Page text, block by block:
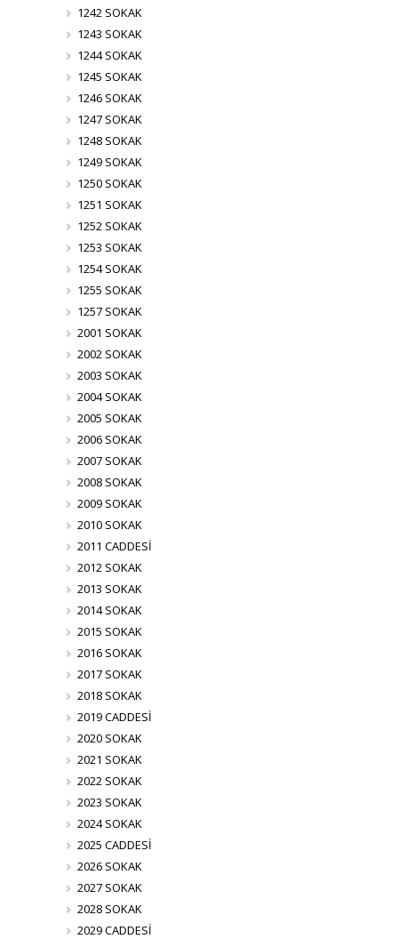
1242 SOKAK
1243 SOKAK
1244 SOKAK
1245 SOKAK
1246 SOKAK
1247 SOKAK
1248 SOKAK
1249 SOKAK
1250 SOKAK
1251 SOKAK
1252 SOKAK
1253 SOKAK
1254 SOKAK
1255 SOKAK
1257 SOKAK
2001 SOKAK
2002 SOKAK
2003 SOKAK
2004 SOKAK
2005 SOKAK
2006 SOKAK
2007 SOKAK
2008 SOKAK
2009 SOKAK
2010 SOKAK
2011 CADDESİ
2012 SOKAK
2013 SOKAK
2014 SOKAK
2015 SOKAK
2016 SOKAK
2017 SOKAK
2018 SOKAK
2019 CADDESİ
2020 SOKAK
2021 SOKAK
2022 SOKAK
2023 SOKAK
2024 SOKAK
2025 CADDESİ
2026 SOKAK
2027 SOKAK
2028 SOKAK
2029 CADDESİ